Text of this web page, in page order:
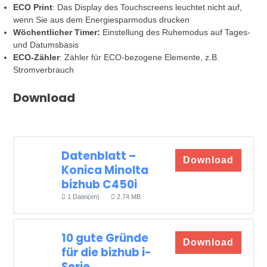
ECO Print: Das Display des Touchscreens leuchtet nicht auf,
wenn Sie aus dem Energiesparmodus drucken
Wöchentlicher Timer: Einstellung des Ruhemodus auf Tages-
und Datumsbasis
ECO-Zähler: Zähler für ECO-bezogene Elemente, z.B.
Stromverbrauch
Download
Datenblatt –
Konica Minolta
bizhub C450i
1 Datei(en) 2.74 MB
Download
10 gute Gründe
für die bizhub i-
Download